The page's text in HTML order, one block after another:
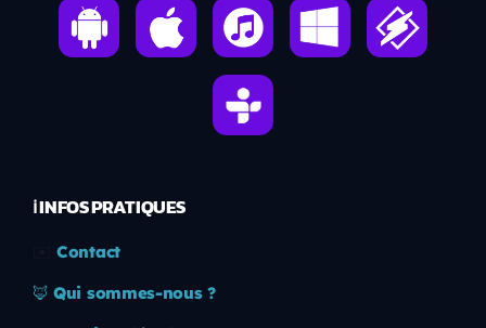
ℹ️ INFOS PRATIQUES
Contact
🦊 Qui sommes-nous ?